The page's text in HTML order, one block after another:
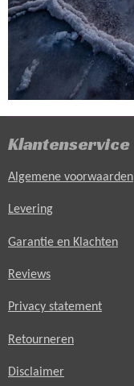
Klantenservice
Algemene voorwaarden
Levering
Garantie en Klachten
Reviews
Privacy statement
Retourneren
Disclaimer